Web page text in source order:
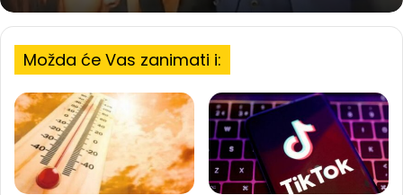
Možda će Vas zanimati i: